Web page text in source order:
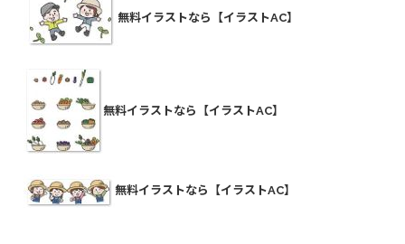
無料イラストなら【イラストAC】
無料イラストなら【イラストAC】
無料イラストなら【イラストAC】